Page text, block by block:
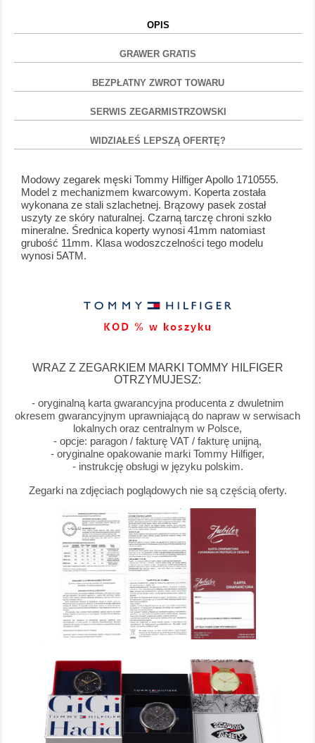
OPIS
GRAWER GRATIS
BEZPŁATNY ZWROT TOWARU
SERWIS ZEGARMISTRZOWSKI
WIDZIAŁEŚ LEPSZĄ OFERTĘ?
Modowy zegarek męski Tommy Hilfiger Apollo 1710555.
Model z mechanizmem kwarcowym. Koperta została
wykonana ze stali szlachetnej. Brązowy pasek został
uszyty ze skóry naturalnej. Czarną tarczę chroni szkło
mineralne. Średnica koperty wynosi 41mm natomiast
grubość 11mm. Klasa wodoszczelności tego modelu
wynosi 5ATM.
WRAZ Z ZEGARKIEM MARKI TOMMY HILFIGER
OTRZYMUJESZ:
- oryginalną karta gwarancyjna producenta z dwuletnim
okresem gwarancyjnym uprawniającą do napraw w serwisach
lokalnych oraz centralnym w Polsce,
- opcje: paragon / fakturę VAT / fakturę unijną,
- oryginalne opakowanie marki Tommy Hilfiger,
- instrukcję obsługi w języku polskim.
Zegarki na zdjęciach poglądowych nie są częścią oferty.